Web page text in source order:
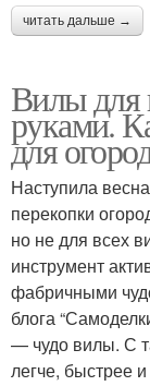
читать дальше →
Вилы для
руками.
для
Наступила
перекопки
но не для всех
инструмент
фабричными
блога
— чудо вилы. С
легче, быстрее